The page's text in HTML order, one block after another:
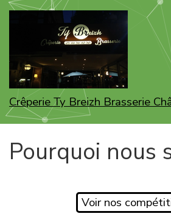
Crêperie Ty Breizh Brasserie
Pourquoi nous
Voir nos